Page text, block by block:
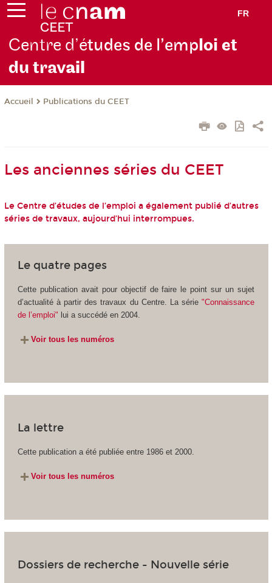
FR
Centre d’études de l’emploi et
du travail
Accueil Publications du CEET
Les anciennes séries du CEET
Le Centre d’études de l’emploi a également publié d’autres
séries de travaux, aujourd’hui interrompues.
Le quatre pages
Cette publication avait pour objectif de faire le point sur un sujet
d’actualité à partir des travaux du Centre. La série"Connaissance
de l’emploi" lui a succédé en 2004.
Voir tous les numéros
La lettre
Cette publication a été publiée entre 1986 et 2000.
Voir tous les numéros
Dossiers de recherche - Nouvelle série